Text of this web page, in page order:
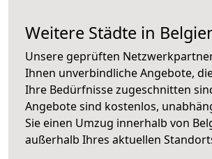
Weitere Städte in
Unsere geprüften
Ihnen unverbindliche Angebote,
Ihre Bedürfnisse zugeschnitten
Angebote sind kostenlos,
Sie einen Umzug innerhalb von
außerhalb Ihres aktuellen